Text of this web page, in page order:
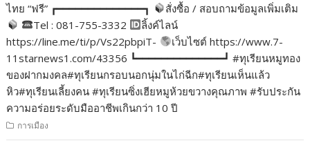
ไทย “ฟรี” ┏━━━━━━━━━━━━━━┓
สั่งซื้อ / สอบถามข้อมูลเพิ่มเติม
Tel : 081-755-3332
ลิ้งค์ไลน์
https://line.me/ti/p/Vs22pbpiT-
เว็บไซต์ https://www.7-
11starnews1.com/43356 ┗━━━━━━━━━━━━━━┛ #ทุเรียนหมูทอง
ของฝากมงคล#ทุเรียนกรอบนอกนุ่มในไก่ฉีก#ทุเรียนเห็นแล้ว
หิว#ทุเรียนเลี้ยงคน #ทุเรียนซิ่งเฮียหมูห้วยขวางคุณภาพ #รับประกัน
ความอร่อยระดับมืออาชีพเกินกว่า 10 ปี
การเมือง